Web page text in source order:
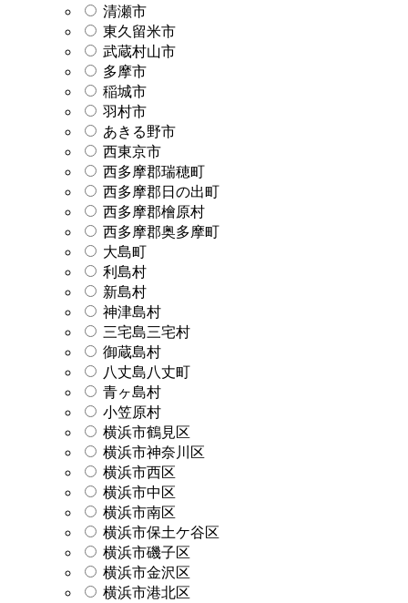
清瀬市
東久留米市
武蔵村山市
多摩市
稲城市
羽村市
あきる野市
西東京市
西多摩郡瑞穂町
西多摩郡日の出町
西多摩郡檜原村
西多摩郡奥多摩町
大島町
利島村
新島村
神津島村
三宅島三宅村
御蔵島村
八丈島八丈町
青ヶ島村
小笠原村
横浜市鶴見区
横浜市神奈川区
横浜市西区
横浜市中区
横浜市南区
横浜市保土ケ谷区
横浜市磯子区
横浜市金沢区
横浜市港北区